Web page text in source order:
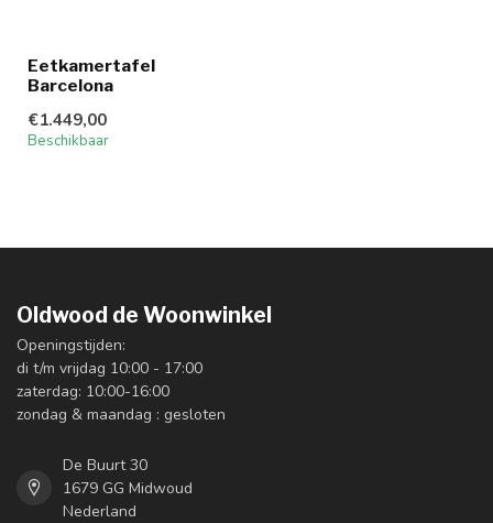
Eetkamertafel
Barcelona
€1.449,00
Beschikbaar
Oldwood de Woonwinkel
Openingstijden:
di t/m vrijdag 10:00 - 17:00
zaterdag: 10:00-16:00
zondag & maandag : gesloten
De Buurt 30
1679 GG Midwoud
Nederland